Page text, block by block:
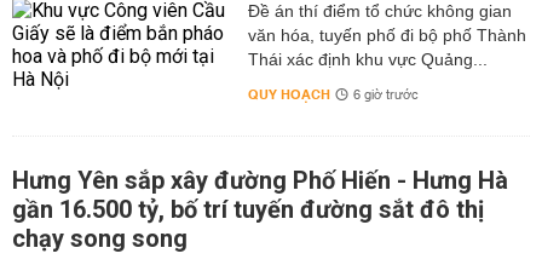
Đề án thí điểm tổ chức không gian
văn hóa, tuyến phố đi bộ phố Thành
Thái xác định khu vực Quảng...
QUY HOẠCH 6 giờ trước
Hưng Yên sắp xây đường Phố Hiến - Hưng Hà
gần 16.500 tỷ, bố trí tuyến đường sắt đô thị
chạy song song